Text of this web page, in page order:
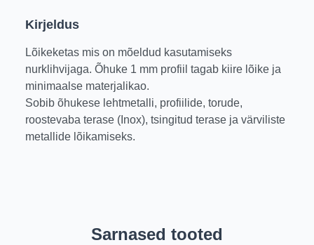
Kirjeldus
Lõikeketas mis on mõeldud kasutamiseks
nurklihvijaga. Õhuke 1 mm profiil tagab kiire lõike ja
minimaalse materjalikao.
Sobib õhukese lehtmetalli, profiilide, torude,
roostevaba terase (Inox), tsingitud terase ja värviliste
metallide lõikamiseks.
Sarnased tooted